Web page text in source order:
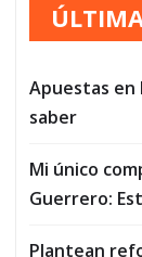
Apuestas en
saber
Mi único
Guerrero:
Plantean